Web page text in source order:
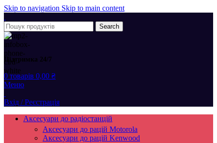
Skip to navigation Skip to main content
Search
Підтримка 24/7
0 товарів 0,00 ₴
Меню
Вхід / Реєстрація
Аксесуари до радіостанцій
Аксесуари до рацій Motorola
Аксесуари до рацій Kenwood